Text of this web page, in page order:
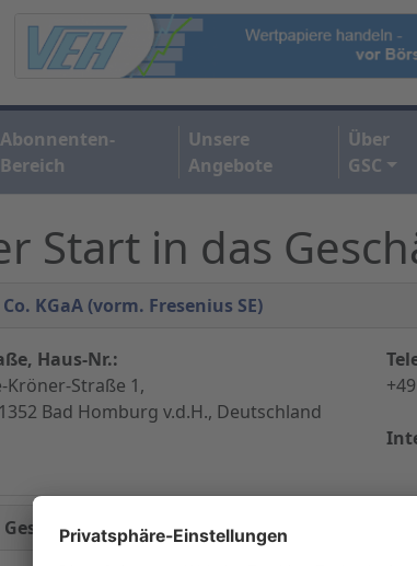
Abonnenten-
Bereich
Unsere
Angebote
Über
GSC
Start in das
KGaA (vorm. Fresenius SE)
Haus-Nr.:
Kröner-Straße 1,
Bad Homburg v.d.H., Deutschland
2007